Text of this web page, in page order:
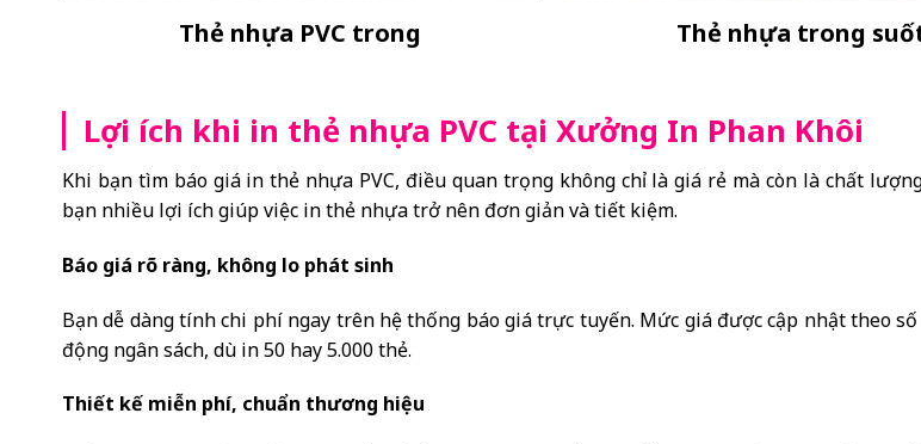
Thẻ nhựa PVC trong Thẻ nhựa trong
Lợi ích khi in thẻ nhựa PVC tại Xưởng In Phan Khôi
Khi bạn tìm báo giá in thẻ nhựa PVC, điều quan trọng không chỉ là giá rẻ mà còn là chất
bạn nhiều lợi ích giúp việc in thẻ nhựa trở nên đơn giản và tiết kiệm.
Báo giá rõ ràng, không lo phát sinh
Bạn dễ dàng tính chi phí ngay trên hệ thống báo giá trực tuyến. Mức giá được cập nhật theo
động ngân sách, dù in 50 hay 5.000 thẻ.
Thiết kế miễn phí, chuẩn thương hiệu